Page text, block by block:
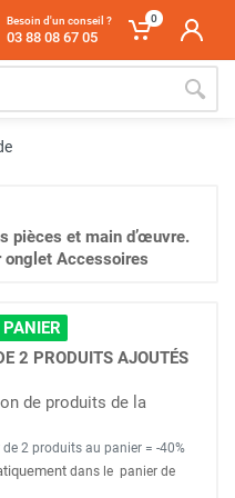
Besoin d'un conseil ?
03 88 08 67 05
0
pièces et main d’œuvre.
onglet Accessoires
2 PRODUITS AJOUTÉS
de produits de la
2 produits au panier = -40%
dans le panier de